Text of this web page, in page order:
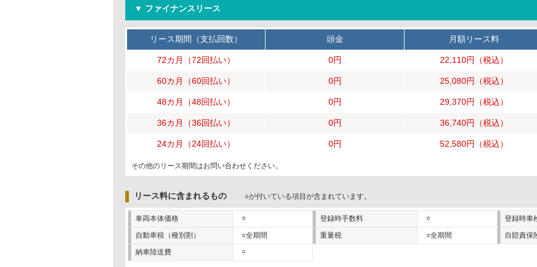
▼ ファイナンスリース
リース期間（支払回数） 頭金 月額リース料
72カ月（72回払い） 0円 22,110円 （税込）
60カ月（60回払い） 0円 25,080円 （税込）
48カ月（48回払い） 0円 29,370円 （税込）
36カ月（36回払い） 0円 36,740円 （税込）
24カ月（24回払い） 0円 52,580円 （税込）
その他のリース期間はお問い合わせください。
リース料に含まれるもの ○が付いている項目が含まれています。
車両本体価格 ○ 登録時手数料 ○ 登録時車
自動車税（種別割） ○全期間 重量税 ○全期間 自賠責保
納車陸送費
○